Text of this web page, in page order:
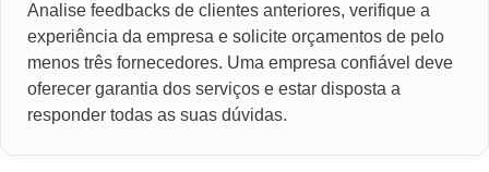
Analise feedbacks de clientes anteriores, verifique a
experiência da empresa e solicite orçamentos de pelo
menos três fornecedores. Uma empresa confiável deve
oferecer garantia dos serviços e estar disposta a
responder todas as suas dúvidas.